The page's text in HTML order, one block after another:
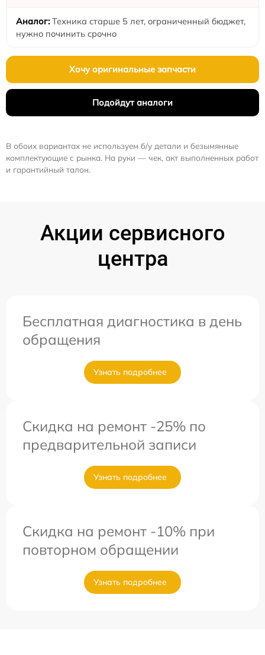
Техника старше 5 лет, ограниченный бюджет,
нужно починить срочно
Хочу оригинальные запчасти
Подойдут аналоги
В обоих вариантах не используем б/у детали и безымянные
комплектующие с рынка. На руки — чек, акт выполненных работ
и гарантийный талон.
Акции сервисного
центра
Бесплатная диагностика в день
обращения
Узнать подробнее
Скидка на ремонт -25% по
предварительной записи
Узнать подробнее
Скидка на ремонт -10% при
повторном обращении
Узнать подробнее